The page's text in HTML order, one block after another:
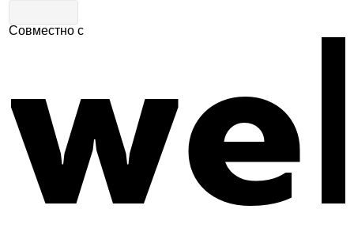
Совместно с
Главная |Путеводитель
Детский отдых
Музей Лягушки